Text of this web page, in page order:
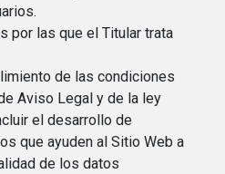
por las que el Titular trata
de las condiciones
Aviso Legal y de la ley
el desarrollo de
que ayuden al Sitio Web a
de los datos